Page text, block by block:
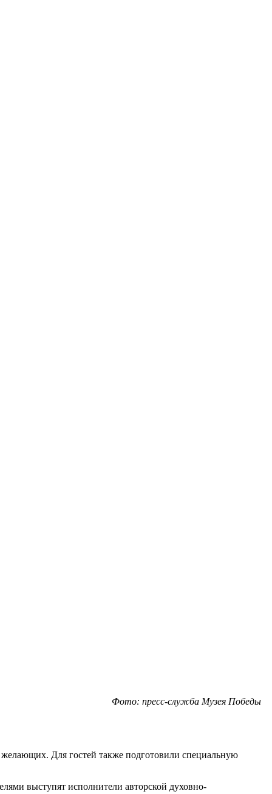
Фото: пресс-служба Музея Победы
Для гостей также подготовили специальную
выступят исполнители авторской духовно-